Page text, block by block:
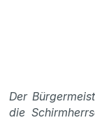
Der
die